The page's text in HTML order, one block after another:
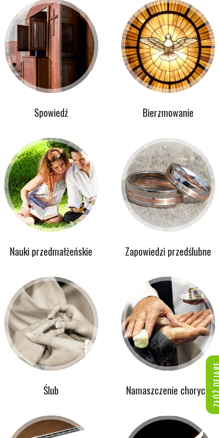
Spowiedź Bierzmowanie
Nauki przedmałżeńskie Zapowiedzi przedślubne
Ślub Namaszczenie chorych